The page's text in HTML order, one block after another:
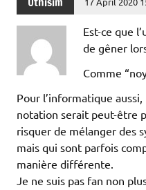
Est-ce que
de gêner
Comme
Pour l’informatique
notation serait peut-être
risquer de mélanger des
mais qui sont parfois
manière différente.
Je ne suis pas fan non